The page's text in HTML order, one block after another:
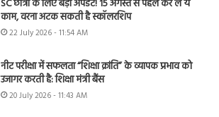
SC छात्रों के लिए बड़ा अपडेट! 15 अगस्त से पहले कर लें ये
काम, वरना अटक सकती है स्कॉलरशिप
22 July 2026 - 11:54 AM
नीट परीक्षा में सफलता “शिक्षा क्रांति” के व्यापक प्रभाव को
उजागर करती है: शिक्षा मंत्री बैंस
20 July 2026 - 11:43 AM